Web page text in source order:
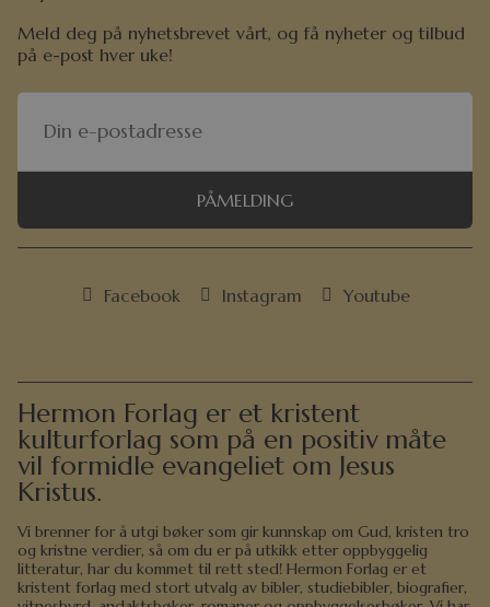
Meld deg på nyhetsbrevet vårt, og få nyheter og tilbud
på e-post hver uke!
PÅMELDING
Facebook Instagram Youtube
Hermon Forlag er et kristent
kulturforlag som på en positiv måte
vil formidle evangeliet om Jesus
Kristus.
Vi brenner for å utgi bøker som gir kunnskap om Gud, kristen tro
og kristne verdier, så om du er på utkikk etter oppbyggelig
litteratur, har du kommet til rett sted! Hermon Forlag er et
kristent forlag med stort utvalg av bibler, studiebibler, biografier,